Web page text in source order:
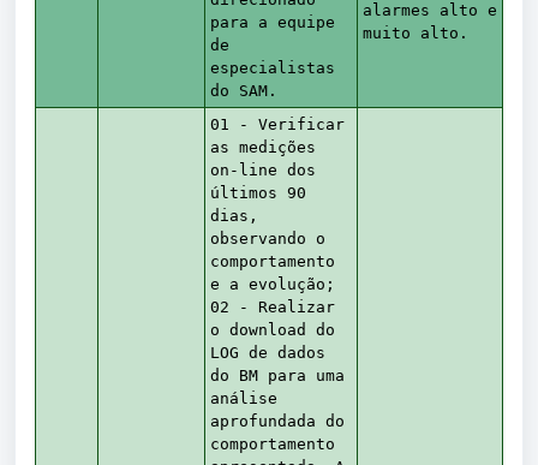
para a equipe
de
especialistas
do SAM.
alarmes alto e
muito alto.
01 - Verificar
as medições
on-line dos
últimos 90
dias,
observando o
comportamento
e a evolução;
02 - Realizar
o download do
LOG de dados
do BM para uma
análise
aprofundada do
comportamento